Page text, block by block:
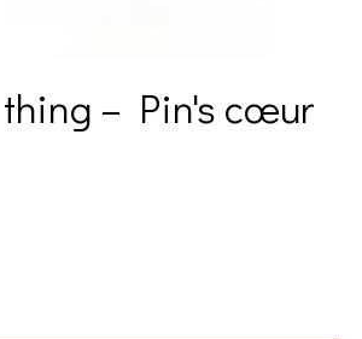
thing – Pin's cœur